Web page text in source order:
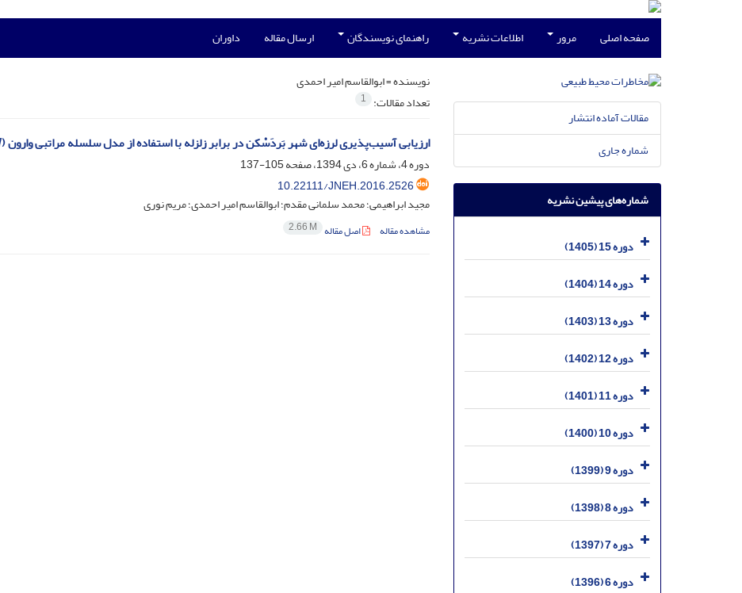
صفحه اصلی مرور اطلاعات نشریه راهنمای نویسندگان ارسال مقاله داوران
نویسنده =ابوالقاسم امیر احمدی
تعداد مقالات: 1
ارزیابی آسیب‌پذیری لرزه‌ای شهر بَردَسْکن در برابر زلزله با استفاده از مدل سلسله مراتبی وارون (IHPW)
دوره 4، شماره 6، دی 1394، صفحه
105-137
10.22111/JNEH.2016.2526
مجید ابراهیمی؛ محمد سلمانی مقدم؛ ابوالقاسم امیر احمدی؛ مریم نوری
مشاهده مقاله اصل مقاله 2.66 M
مقالات آماده انتشار
شماره جاری
شماره‌های پیشین نشریه
دوره 15 (1405)
دوره 14 (1404)
دوره 13 (1403)
دوره 12 (1402)
دوره 11 (1401)
دوره 10 (1400)
دوره 9 (1399)
دوره 8 (1398)
دوره 7 (1397)
دوره 6 (1396)